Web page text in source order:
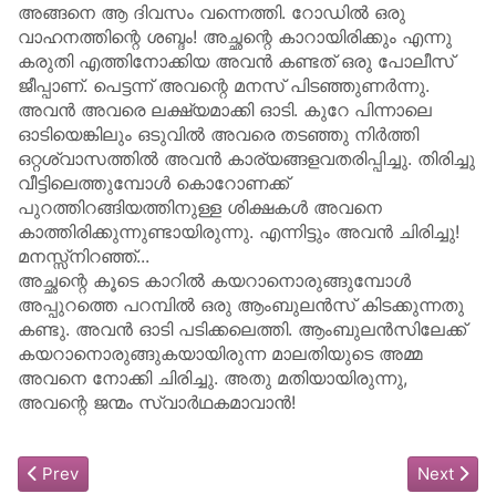
അങ്ങനെ ആ ദിവസം വന്നെത്തി. റോഡിൽ ഒരു
വാഹനത്തിന്റെ ശബ്ദം! അച്ഛന്റെ കാറായിരിക്കും എന്നു
കരുതി എത്തിനോക്കിയ അവൻ കണ്ടത് ഒരു പോലീസ്
ജീപ്പാണ്. പെട്ടന്ന് അവന്റെ മനസ് പിടഞ്ഞുണർന്നു.
അവൻ അവരെ ലക്ഷ്യമാക്കി ഓടി. കുറേ പിന്നാലെ
ഓടിയെങ്കിലും ഒടുവിൽ അവരെ തടഞ്ഞു നിർത്തി
ഒറ്റശ്വാസത്തിൽ അവൻ കാര്യങ്ങളവതരിപ്പിച്ചു. തിരിച്ചു
വീട്ടിലെത്തുമ്പോൾ കൊറോണക്ക്
പുറത്തിറങ്ങിയത്തിനുള്ള ശിക്ഷകൾ അവനെ
കാത്തിരിക്കുന്നുണ്ടായിരുന്നു. എന്നിട്ടും അവൻ ചിരിച്ചു!
മനസ്സ്‌നിറഞ്ഞ്...
അച്ഛന്റെ കൂടെ കാറിൽ കയറാനൊരുങ്ങുമ്പോൾ
അപ്പുറത്തെ പറമ്പിൽ ഒരു ആംബുലൻസ് കിടക്കുന്നതു
കണ്ടു. അവൻ ഓടി പടിക്കലെത്തി. ആംബുലൻസിലേക്ക്
കയറാനൊരുങ്ങുകയായിരുന്ന മാലതിയുടെ അമ്മ
അവനെ നോക്കി ചിരിച്ചു. അതു മതിയായിരുന്നു,
അവന്റെ ജന്മം സ്വാർഥകമാവാൻ!
Previous article: ഇന്നലെകളുടെ മരണം
Prev Next
Next